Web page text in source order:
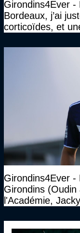
Girondins4Ever -
Bordeaux, j’ai
corticoïdes, et
Girondins4Ever
Girondins
l'Académie,